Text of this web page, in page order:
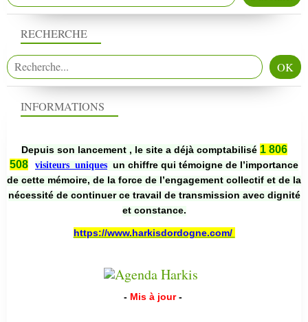
RECHERCHE
INFORMATIONS
Depuis son lancement , le site a déjà comptabilisé 1 806
508
visiteurs uniques un chiffre qui témoigne de l’importance
de cette mémoire, de la force de l’engagement collectif et de la
nécessité de continuer ce travail de transmission avec dignité
et constance.
https://www.harkisdordogne.com/
- Mis à jour -